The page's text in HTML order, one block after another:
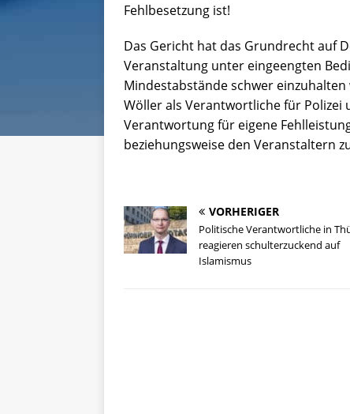
Fehlbesetzung ist!
Das Gericht hat das Grundrecht auf
Veranstaltung unter eingeengten
Mindestabstände schwer
Wöller als Verantwortliche für
Verantwortung für eigene
beziehungsweise den Veranstaltern
VORHERIGER
Politische Verantwortliche in
reagieren schulterzuckend auf
Islamismus